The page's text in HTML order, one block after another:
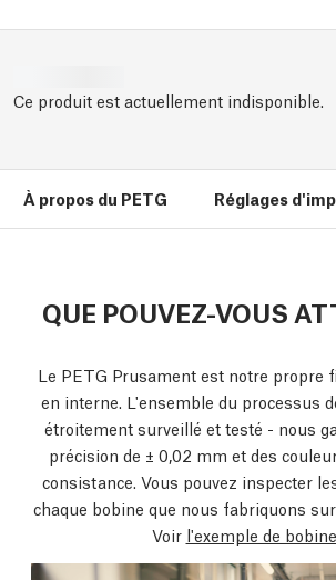
Ce produit est actuellement indisponible.
À propos du PETG Réglages
QUE POUVEZ-VOUS
Le PETG Prusament est notre propre
en interne. L'ensemble du processus
étroitement surveillé et testé - nous
précision de ± 0,02 mm et des
consistance. Vous pouvez inspecter
chaque bobine que nous fabriquons sur
Voir l'exemple de bobine